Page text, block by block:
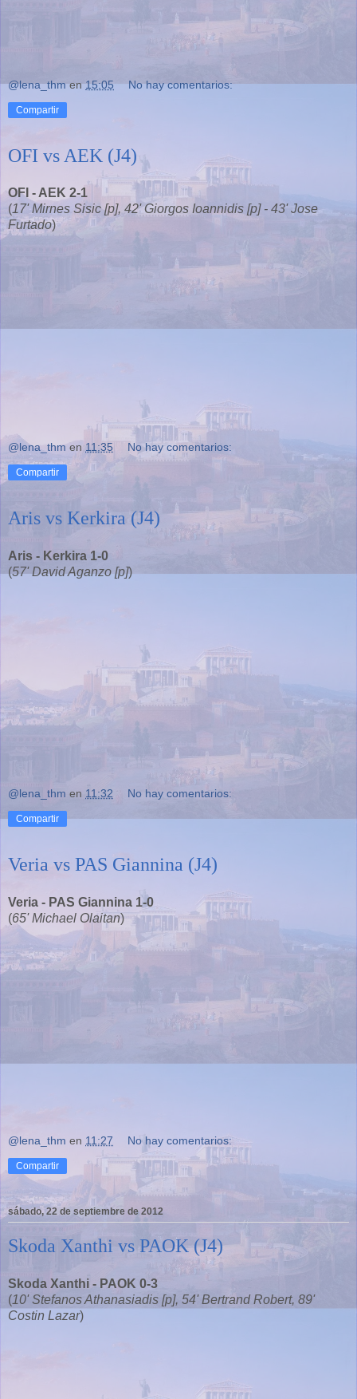
@lena_thm en15:05 No hay comentarios:
Compartir
OFI vs AEK (J4)
OFI - AEK 2-1
(17' Mirnes Sisic [p], 42' Giorgos Ioannidis [p] - 43' Jose
Furtado)
@lena_thm en 11:35 No hay comentarios:
Compartir
Aris vs Kerkira (J4)
Aris - Kerkira 1-0
(57' David Aganzo [p])
@lena_thm en 11:32 No hay comentarios:
Compartir
Veria vs PAS Giannina (J4)
Veria - PAS Giannina 1-0
(65' Michael Olaitan)
@lena_thm en 11:27 No hay comentarios:
Compartir
sábado, 22 de septiembre de 2012
Skoda Xanthi vs PAOK (J4)
Skoda Xanthi - PAOK 0-3
(10' Stefanos Athanasiadis [p], 54' Bertrand Robert, 89'
Costin Lazar)